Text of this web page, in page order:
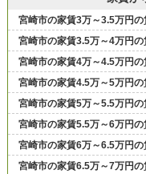
宮崎市の家賃3万～3.5万円の
宮崎市の家賃3.5万～4万円の
宮崎市の家賃4万～4.5万円の
宮崎市の家賃4.5万～5万円の
宮崎市の家賃5万～5.5万円の
宮崎市の家賃5.5万～6万円の
宮崎市の家賃6万～6.5万円の
宮崎市の家賃6.5万～7万円の